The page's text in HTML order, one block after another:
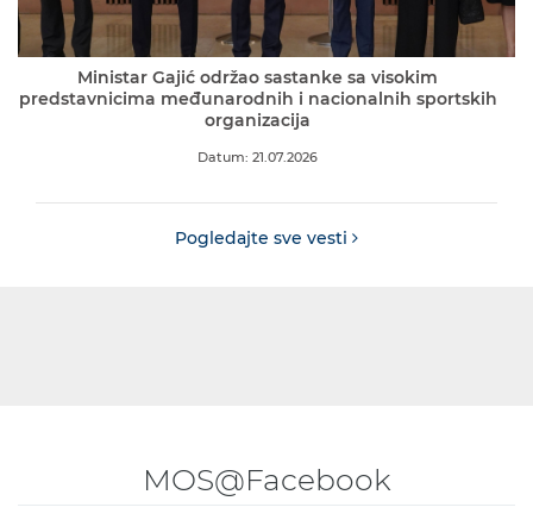
Ministar Gajić održao sastanke sa visokim
predstavnicima međunarodnih i nacionalnih sportskih
organizacija
Datum: 21.07.2026
Pogledajte sve vesti
MOS@Facebook